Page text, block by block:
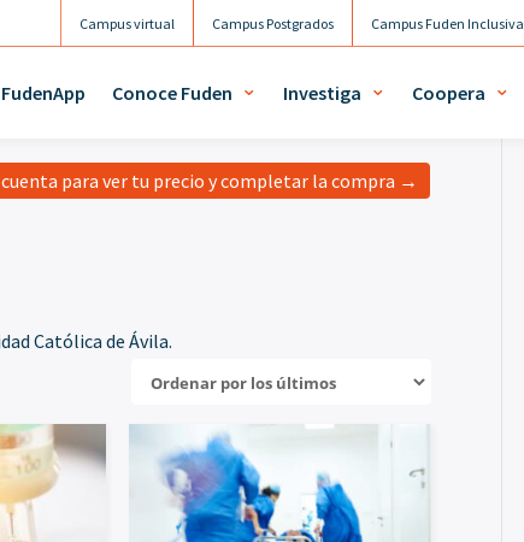
Campus Fuden Inclusiva
Campus Postgrados
Campus virtual
Conoce Fuden Investiga Coopera
Católica de Ávila.
para ver tu precio y completar la compra →